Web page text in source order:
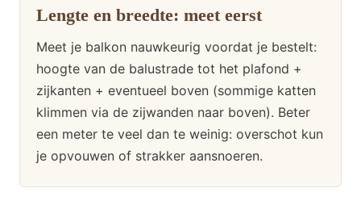
Lengte en breedte: meet eerst
Meet je balkon nauwkeurig voordat je bestelt:
hoogte van de balustrade tot het plafond +
zijkanten + eventueel boven (sommige katten
klimmen via de zijwanden naar boven). Beter
een meter te veel dan te weinig: overschot kun
je opvouwen of strakker aansnoeren.